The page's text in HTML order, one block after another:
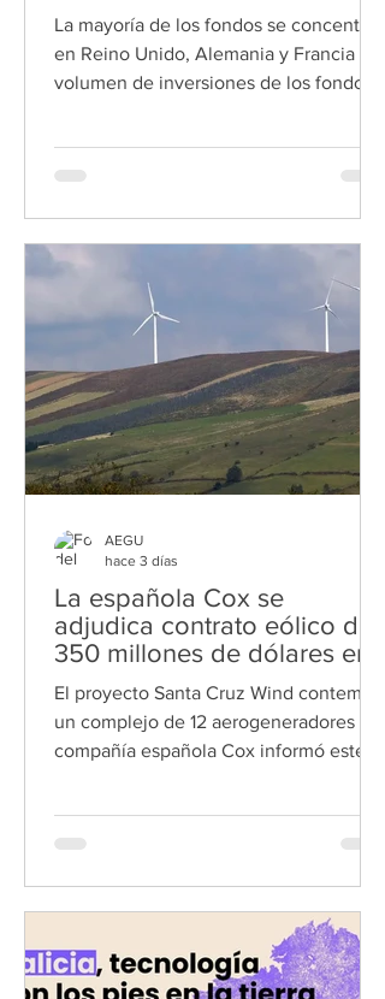
La mayoría de los fondos se concentran
en Reino Unido, Alemania y Francia El
volumen de inversiones de los fondos
triplicado en la última década, según un
destinaban entre el 5 % y el 10 % de sus
transacciones a compañías europeas
fuera de España. Esta proporción se ha
triplicado desde entonces, hasta
acercar
La española Cox se
adjudica contrato eólico de
350 millones de dólares en
Panamá
El proyecto Santa Cruz Wind contempla
un complejo de 12 aerogeneradores La
compañía española Cox informó este
eólica a 20 años por más de 350
teravatios-hora (TWh) de energía eólica
mediante el proyecto Santa Cruz Wind,
que incorporará 68,4 megavatios (MW)
AEGU
hace 3 días